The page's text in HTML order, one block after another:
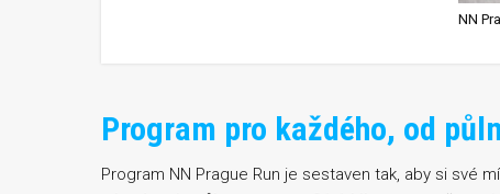
Program pro každého, od
Program NN Prague Run je sestaven tak, aby si své